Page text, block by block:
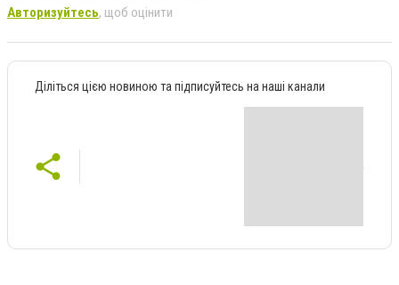
Авторизуйтесь, щоб оцінити
Діліться цією новиною та підписуйтесь на наші канали